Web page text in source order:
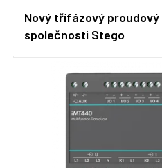
Nový třífázový proudový
společnosti Stego